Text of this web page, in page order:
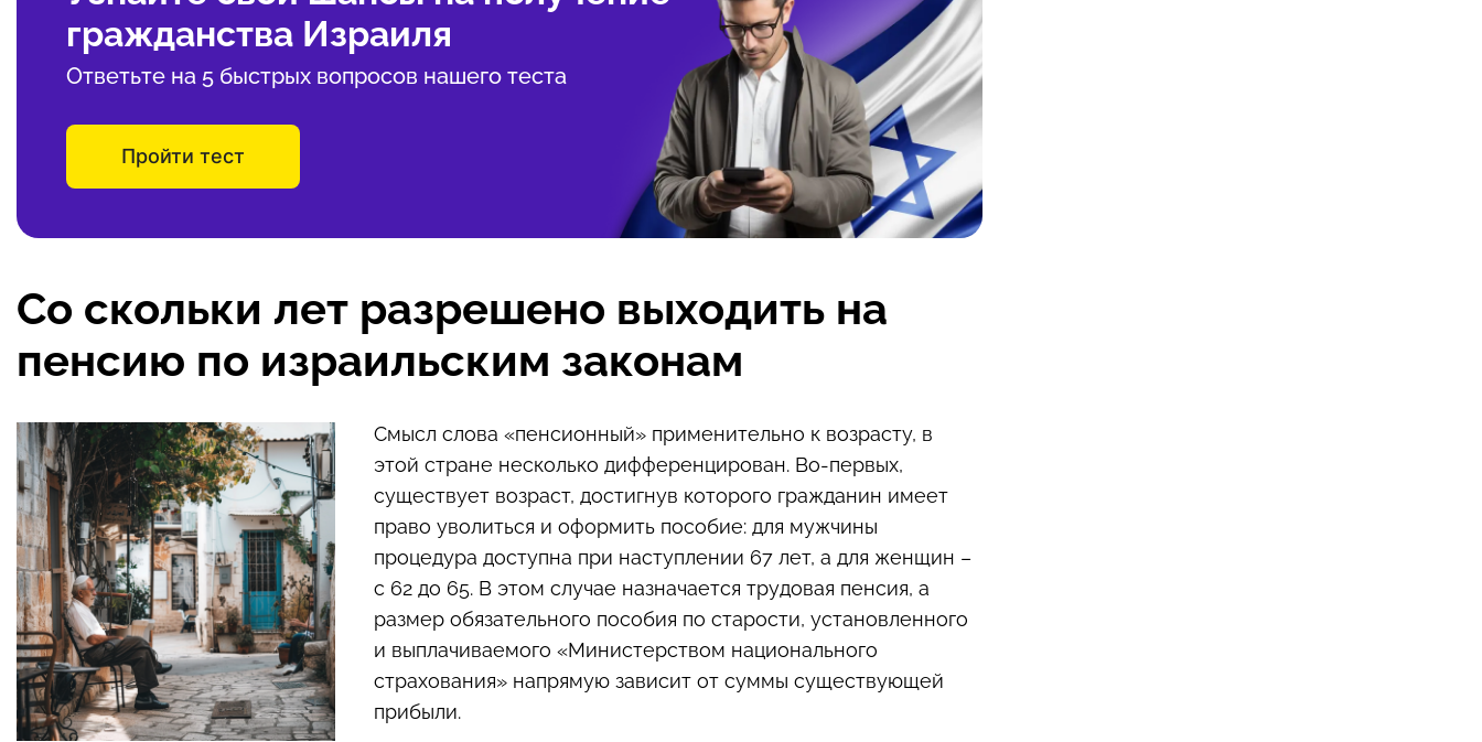
гражданства Израиля
Ответьте на 5 быстрых вопросов нашего теста
Пройти тест
Со скольки лет разрешено выходить на
пенсию по израильским законам
Смысл слова «пенсионный» применительно к возрасту, в
этой стране несколько дифференцирован. Во-первых,
существует возраст, достигнув которого гражданин имеет
право уволиться и оформить пособие: для мужчины
процедура доступна при наступлении 67 лет, а для женщин –
с 62 до 65. В этом случае назначается трудовая пенсия, а
размер обязательного пособия по старости, установленного
и выплачиваемого «Министерством национального
страхования» напрямую зависит от суммы существующей
прибыли.